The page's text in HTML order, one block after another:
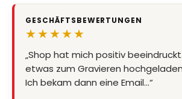
GESCHÄFTSBEWERTUNGEN
★★★★★
„Shop hat mich positiv
etwas zum Gravieren
Ich bekam dann eine Email…“